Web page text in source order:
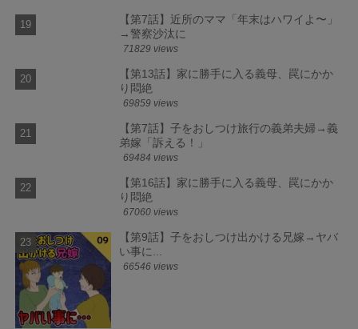
【第7話】近所のママ「年末はハワイよ〜」
→警察沙汰に
71829 views
【第13話】家に勝手に入る義母、罠にかか
り悶絶
69859 views
【第7話】子をおしつけ旅行の義弟夫婦→義
弟嫁「訴える！」
69484 views
【第16話】家に勝手に入る義母、罠にかか
り悶絶
67060 views
【第9話】子をおしつけ出かける兄嫁→ヤバ
い事に...
66546 views